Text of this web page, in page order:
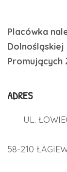
Placówka
Dolnośląskiej
Promujących
ADRES
UL.
58-210